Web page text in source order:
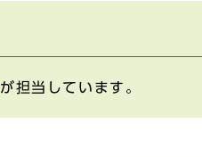
が担当しています。